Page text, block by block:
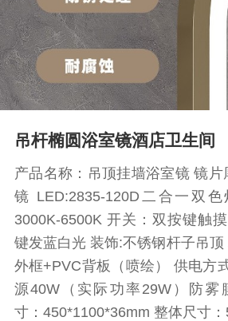
吊杆椭圆浴室镜酒店卫生间
产品名称：吊顶挂墙浴室镜 镜片
镜 LED:2835-120D二合一双
3000K-6500K 开关：双按键触
键发蓝白光 装饰:不锈钢杆子吊
外框+PVC背板（喷绘） 供电方
源40W（实际功率29W）防雾
寸：450*1100*36mm 整体尺寸